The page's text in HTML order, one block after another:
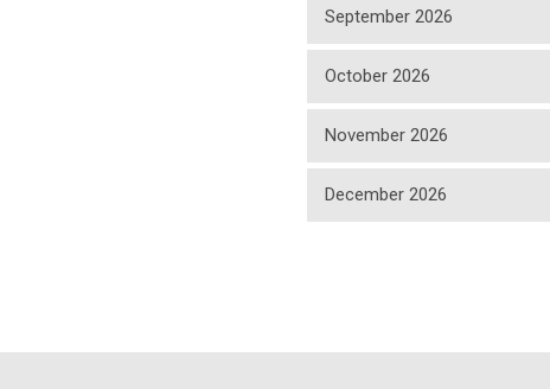
September 2026
October 2026
November 2026
December 2026